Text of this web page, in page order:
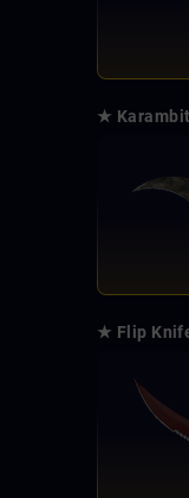
★ Karambit
★ Flip